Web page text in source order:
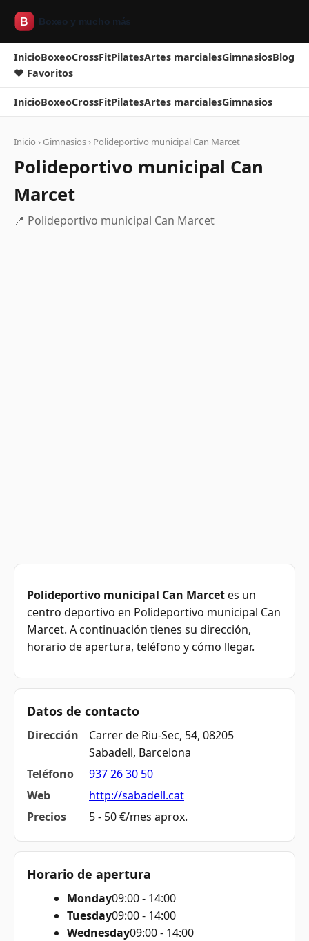
InicioBoxeoCrossFitPilatesArtes marcialesGimnasiosBlog
❤ Favoritos
InicioBoxeoCrossFitPilatesArtes marcialesGimnasios
Inicio › Gimnasios › Polideportivo municipal Can Marcet
Polideportivo municipal Can
Marcet
📍 Polideportivo municipal Can Marcet
Polideportivo municipal Can Marcetes un
centro deportivo en Polideportivo municipal Can
Marcet. A continuación tienes su dirección,
horario de apertura, teléfono y cómo llegar.
Datos de contacto
Dirección
Carrer de Riu-Sec, 54, 08205
Sabadell, Barcelona
Teléfono
937 26 30 50
Web
http://sabadell.cat
Precios
5 - 50 €/mes aprox.
Horario de apertura
Monday09:00 - 14:00
Tuesday09:00 - 14:00
Wednesday09:00 - 14:00